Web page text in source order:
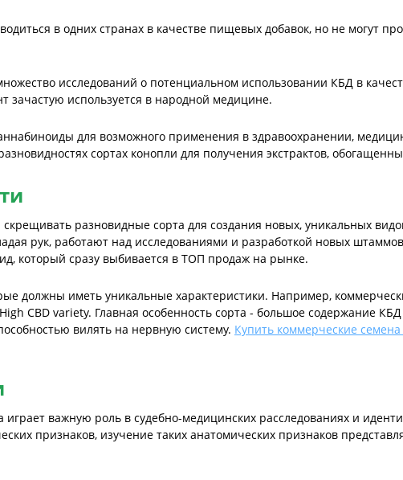
в одних странах в качестве пищевых добавок, но не могут
исследований о потенциальном использовании КБД в
зачастую используется в народной медицине.
для возможного применения в здравоохранении,
сортах конопли для получения экстрактов,
разновидные сорта для создания новых, уникальных
рук, работают над исследованиями и разработкой новых
который сразу выбивается в ТОП продаж на рынке.
должны иметь уникальные характеристики. Например,
CBD variety. Главная особенность сорта - большое содержание
вилять на нервную систему. Купить коммерческие
важную роль в судебно-медицинских расследованиях и
признаков, изучение таких анатомических признаков